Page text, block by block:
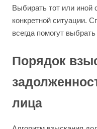
Выбирать тот или иной
конкретной ситуации.
всегда помогут
Порядок
лица